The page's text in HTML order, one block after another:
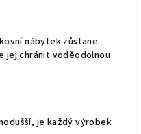
nábytek zůstane
jej chránit voděodolnou
je každý výrobek